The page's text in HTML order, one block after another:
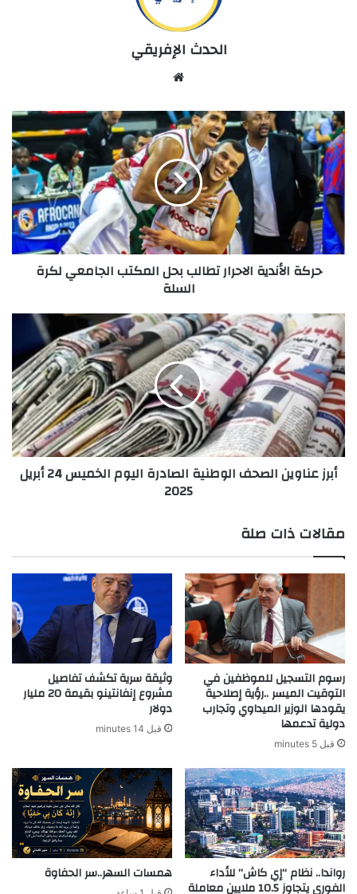
الحدث الإفريقي
حركة
الأندية
الاحرار
تطالب
بحل
المكتب
الجامعي
لكرة
السلة
حركة الأندية الاحرار تطالب بحل المكتب الجامعي لكرة
السلة
أبرز
عناوين
الصحف
الوطنية
الصادرة
اليوم
الخميس
24
أبريل
2025
أبرز عناوين الصحف الوطنية الصادرة اليوم الخميس 24 أبريل
2025
مقالات ذات صلة
رسوم التسجيل للموظفين في
التوقيت الميسر ..رؤية إصلاحية
يقودها الوزير الميداوي وتجارب
دولية تدعمها
قبل 5 minutes
وثيقة سرية تكشف تفاصيل
مشروع إنفانتينو بقيمة 20 مليار
دولار
قبل 14 minutes
رواندا.. نظام “إي كاش” للأداء
الفوري يتجاوز 10.5 ملايين معاملة
همسات السهر..سر الحفاوة